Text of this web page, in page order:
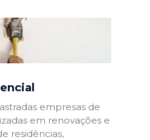
empresas de
em renovações e
residências,